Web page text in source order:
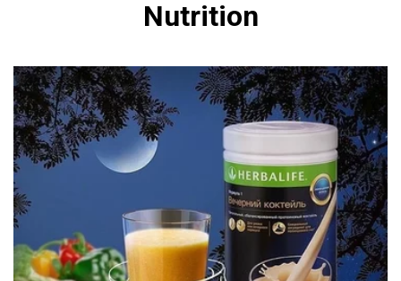
Nutrition